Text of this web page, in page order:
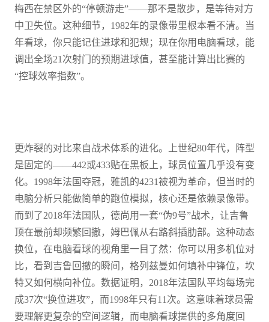
梅西在禁区外的“停顿游走”——那不是散步，是等待对方
中卫失位。这种细节，1982年的录像带里根本看不清。当
年看球，你只能记住进球和犯规；现在你用电脑看球，能
调出全场21次射门的预期进球值，甚至能计算出比赛的
“控球效率指数”。
更炸裂的对比来自战术体系的进化。上世纪80年代，阵型
是固定的——442或433贴在黑板上，球员位置几乎没有变
化。1998年法国夺冠，雅凯的4231被视为革命，但当时的
电脑分析只能做简单的跑位模拟，核心还是依赖录像带。
而到了2018年法国队，德尚用一套“伪9号”战术，让吉鲁
顶在最前却频繁回撤，姆巴佩从右路斜插肋部。这种动态
换位，在电脑看球的视角里一目了然：你可以用多机位对
比，看到吉鲁回撤的瞬间，格列兹曼如何填补中锋位，坎
特又如何横向补位。数据证明，2018年法国队平均每场完
成37次“换位进攻”，而1998年只有11次。这意味着球员需
要理解更复杂的空间逻辑，而电脑看球提供的多角度回